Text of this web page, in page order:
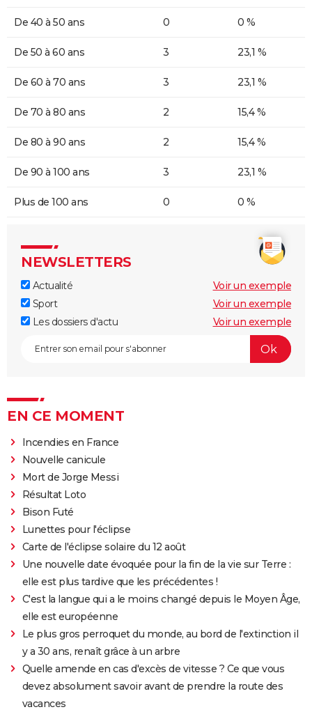
De 40 à 50 ans 0 0 %
De 50 à 60 ans 3 23,1 %
De 60 à 70 ans 3 23,1 %
De 70 à 80 ans 2 15,4 %
De 80 à 90 ans 2 15,4 %
De 90 à 100 ans 3 23,1 %
Plus de 100 ans 0 0 %
NEWSLETTERS
Actualité
Voir un exemple
Sport
Voir un exemple
Les dossiers d'actu
Voir un exemple
EN CE MOMENT
Incendies en France
Nouvelle canicule
Mort de Jorge Messi
Résultat Loto
Bison Futé
Lunettes pour l'éclipse
Carte de l'éclipse solaire du 12 août
Une nouvelle date évoquée pour la fin de la vie sur Terre :
elle est plus tardive que les précédentes !
C'est la langue qui a le moins changé depuis le Moyen Âge,
elle est européenne
Le plus gros perroquet du monde, au bord de l'extinction il
y a 30 ans, renaît grâce à un arbre
Quelle amende en cas d'excès de vitesse ? Ce que vous
devez absolument savoir avant de prendre la route des
vacances